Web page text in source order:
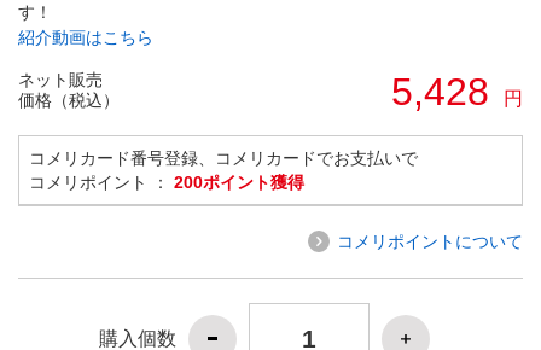
す！
紹介動画はこちら
ネット販売
価格（税込）
5,428 円
コメリカード番号登録、コメリカードでお支払いで
コメリポイント ： 200ポイント獲得
コメリポイントについて
購入個数